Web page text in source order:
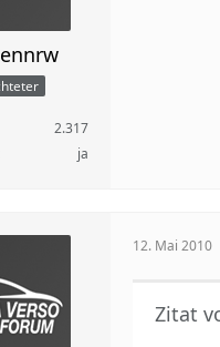
2.317
ja
12. Mai 2010
Zitat